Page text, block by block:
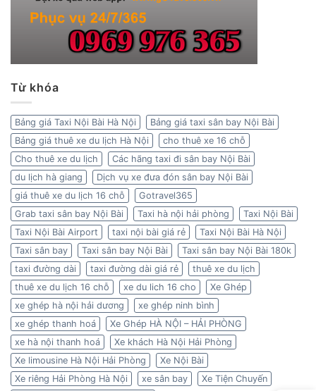
Từ khóa
Bảng giá Taxi Nội Bài Hà Nội
Bảng giá taxi sân bay Nội Bài
Bảng giá thuê xe du lịch Hà Nội
cho thuê xe 16 chỗ
Cho thuê xe du lịch
Các hãng taxi đi sân bay Nội Bài
du lịch hà giang
Dịch vụ xe đưa đón sân bay Nội Bài
giá thuê xe du lịch 16 chỗ
Gotravel365
Grab taxi sân bay Nội Bài
Taxi hà nội hải phòng
Taxi Nội Bài
Taxi Nội Bài Airport
taxi nội bài giá rẻ
Taxi Nội Bài Hà Nội
Taxi sân bay
Taxi sân bay Nội Bài
Taxi sân bay Nội Bài 180k
taxi đường dài
taxi đường dài giá rẻ
thuê xe du lịch
thuê xe du lịch 16 chỗ
xe du lich 16 cho
Xe Ghép
xe ghép hà nội hải dương
xe ghép ninh bình
xe ghép thanh hoá
Xe Ghép HÀ NỘI – HẢI PHÒNG
xe hà nội thanh hoá
Xe khách Hà Nội Hải Phòng
Xe limousine Hà Nội Hải Phòng
Xe Nội Bài
Xe riêng Hải Phòng Hà Nội
xe sân bay
Xe Tiện Chuyến